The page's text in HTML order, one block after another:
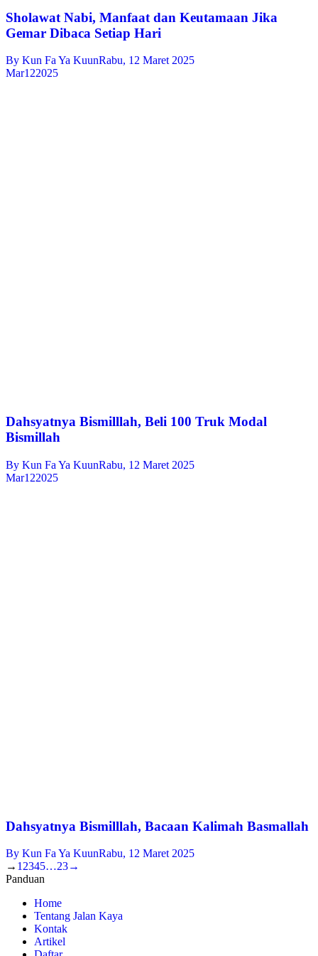
Sholawat Nabi, Manfaat dan Keutamaan Jika
Gemar Dibaca Setiap Hari
By Kun Fa Ya KuunRabu, 12 Maret 2025
Mar122025
Dahsyatnya Bismilllah, Beli 100 Truk Modal
Bismillah
By Kun Fa Ya KuunRabu, 12 Maret 2025
Mar122025
Dahsyatnya Bismilllah, Bacaan Kalimah Basmallah
By Kun Fa Ya KuunRabu, 12 Maret 2025
→ 1 2345…23→
Panduan
Home
Tentang Jalan Kaya
Kontak
Artikel